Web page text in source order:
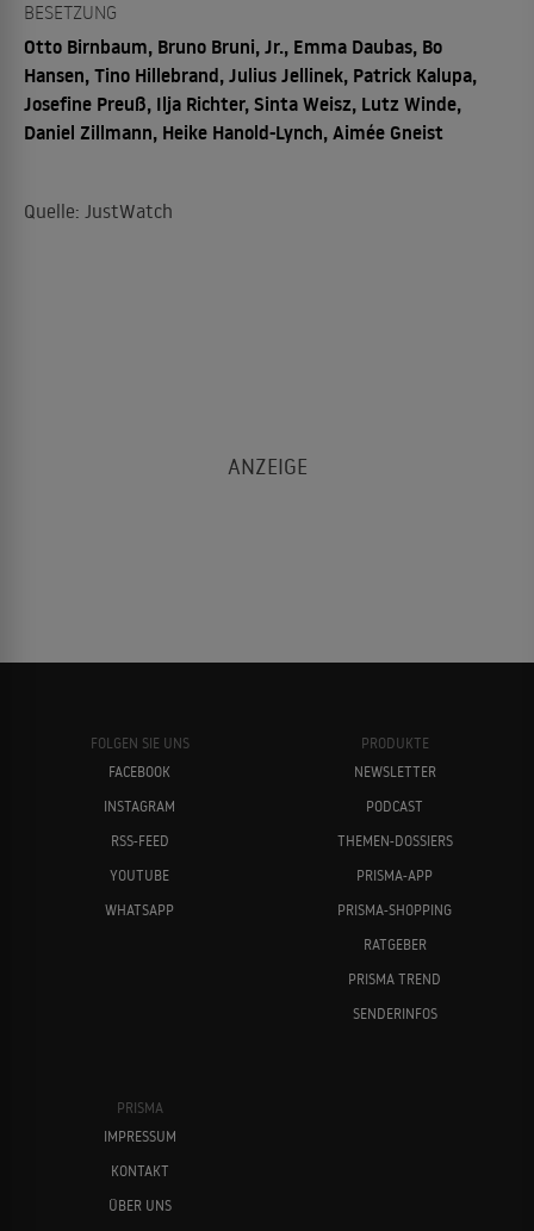
BESETZUNG
Otto Birnbaum, Bruno Bruni, Jr., Emma Daubas, Bo
Hansen, Tino Hillebrand, Julius Jellinek, Patrick Kalupa,
Josefine Preuß, Ilja Richter, Sinta Weisz, Lutz Winde,
Daniel Zillmann, Heike Hanold-Lynch, Aimée Gneist
Quelle: JustWatch
FOLGEN SIE UNS
FACEBOOK
INSTAGRAM
RSS-FEED
YOUTUBE
WHATSAPP
PRODUKTE
NEWSLETTER
PODCAST
THEMEN-DOSSIERS
PRISMA-APP
PRISMA-SHOPPING
RATGEBER
PRISMA TREND
SENDERINFOS
PRISMA
IMPRESSUM
KONTAKT
ÜBER UNS